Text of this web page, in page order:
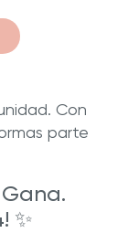
Con
parte
✨